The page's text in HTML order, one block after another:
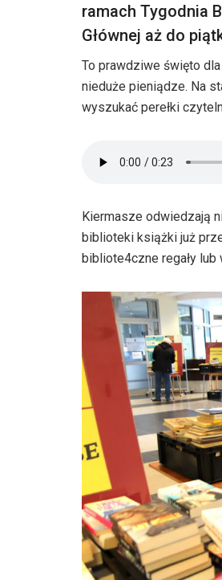
ramach Tygodnia
Głównej aż do
To prawdziwe święto
nieduże pieniądze. Na
wyszukać perełki
Kiermasze odwiedzają
biblioteki książki już
bibliote4czne regały